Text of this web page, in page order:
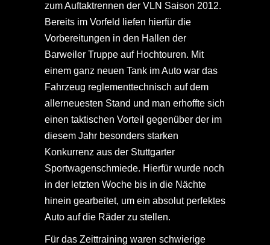
zum Auftaktrennen der VLN Saison 2012.
Bereits im Vorfeld liefen hierfür die
Vorbereitungen in den Hallen der
Barweiler Truppe auf Hochtouren. Mit
einem ganz neuen Tank im Auto war das
Fahrzeug reglementtechnisch auf dem
allerneuesten Stand und man erhoffte sich
einen taktischen Vorteil gegenüber der im
diesem Jahr besonders starken
Konkurrenz aus der Stuttgarter
Sportwagenschmiede. Hierfür wurde noch
in der letzten Woche bis in die Nächte
hinein gearbeitet, um ein absolut perfektes
Auto auf die Räder zu stellen.
Für das Zeittraining waren schwierige